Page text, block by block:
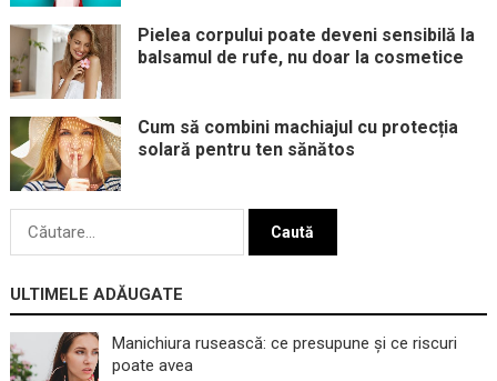
Pielea corpului poate deveni sensibilă la
balsamul de rufe, nu doar la cosmetice
Cum să combini machiajul cu protecția
solară pentru ten sănătos
ULTIMELE ADĂUGATE
Manichiura rusească: ce presupune și ce riscuri
poate avea